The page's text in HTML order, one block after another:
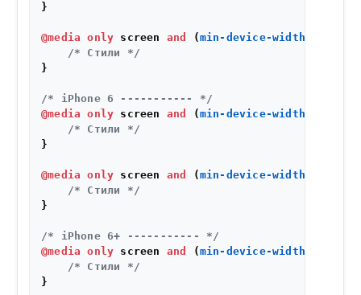
}
@media only screen and (min-device-width
/* Стили */
}
/* iPhone 6 ----------- */
@media
only screen and (min-device-width
/* Стили */
}
@media only screen and (min-device-width
/* Стили */
}
/* iPhone 6+ ----------- */
@media
only screen and (min-device-width
/* Стили */
}